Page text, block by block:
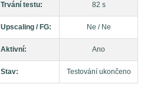
Trvání testu: 82 s
Upscaling / FG: Ne / Ne
Aktivní: Ano
Stav: Testování ukončeno